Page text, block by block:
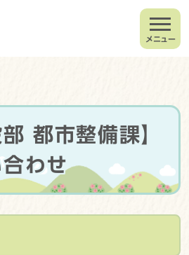
メニュー
部 都市整備課】
わせ